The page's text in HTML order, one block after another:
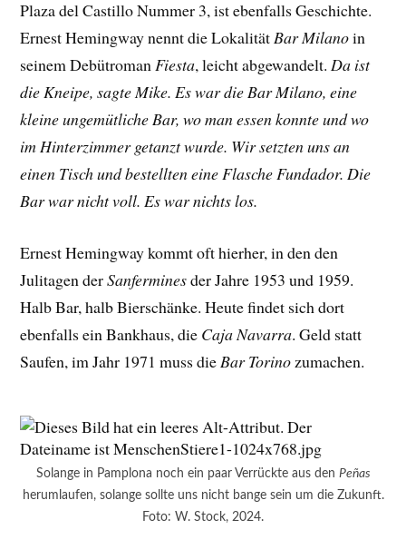
Plaza del Castillo Nummer 3, ist ebenfalls Geschichte.
Ernest Hemingway nennt die LokalitätBar Milanoin
seinem DebütromanFiesta, leicht abgewandelt.Da ist
die Kneipe, sagte Mike. Es war die Bar Milano, eine
kleine ungemütliche Bar, wo man essen konnte und wo
im Hinterzimmer getanzt wurde. Wir setzten uns an
einen Tisch und bestellten eine Flasche Fundador. Die
Bar war nicht voll. Es war nichts los.
Ernest Hemingway kommt oft hierher, in den den
Julitagen derSanferminesder Jahre 1953 und 1959.
Halb Bar, halb Bierschänke. Heute findet sich dort
ebenfalls ein Bankhaus, die Caja Navarra. Geld statt
Saufen, im Jahr 1971 muss dieBar Torinozumachen.
Solange in Pamplona noch ein paar Verrückte aus den Peñas
herumlaufen, solange sollte uns nicht bange sein um die Zukunft.
Foto: W. Stock, 2024.